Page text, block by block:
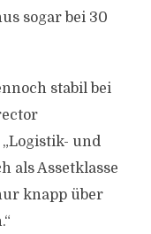
sogar bei 30
stabil bei
und
als Assetklasse
knapp über